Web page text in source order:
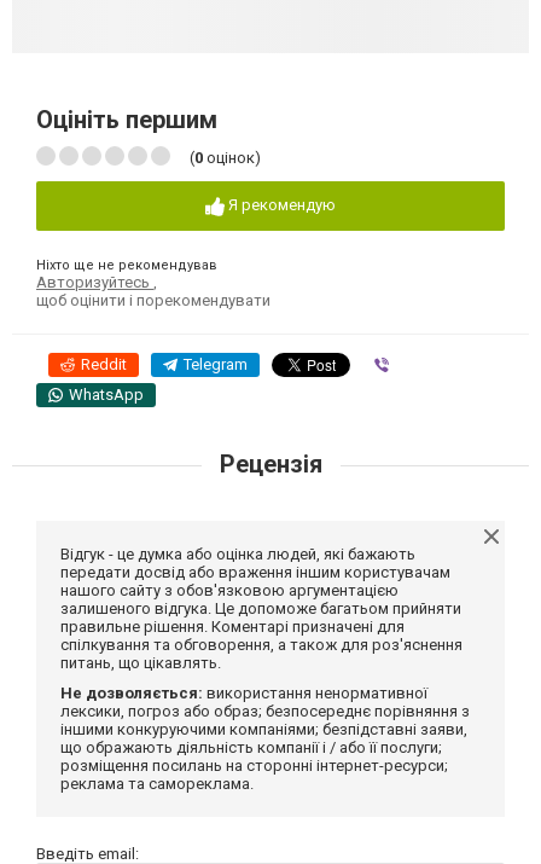
Оцініть першим
(0 оцінок)
Я рекомендую
Ніхто ще не рекомендував
Авторизуйтесь
щоб оцінити і порекомендувати
Reddit Telegram
WhatsApp
Рецензія
Відгук - це думка або оцінка людей, які бажають
передати досвід або враження іншим користувачам
нашого сайту з обов'язковою аргументацією
залишеного відгука. Це допоможе багатьом прийняти
правильне рішення. Коментарі призначені для
спілкування та обговорення, а також для роз'яснення
питань, що цікавлять.
Не дозволяється: використання ненормативної
лексики, погроз або образ; безпосереднє порівняння з
іншими конкуруючими компаніями; безпідставні заяви,
що ображають діяльність компанії і / або її послуги;
розміщення посилань на сторонні інтернет-ресурси;
реклама та самореклама.
Введіть email: